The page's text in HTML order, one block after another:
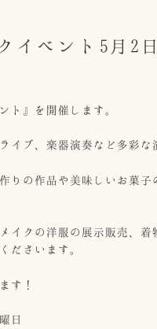
イベント5月2
ト』を開催します。
イブ、楽器演奏など多彩な
りの作品や美味しいお菓子
イクの洋服の展示販売、着
ださいます。
す！
日